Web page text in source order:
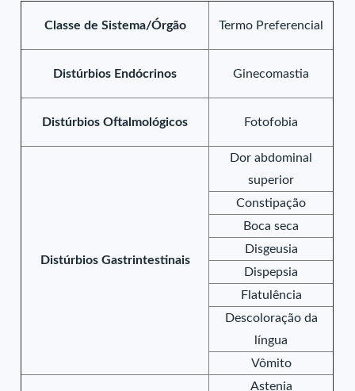
Classe de Sistema/Órgão Termo Preferencial
Distúrbios Endócrinos Ginecomastia
Distúrbios Oftalmológicos Fotofobia
Distúrbios Gastrintestinais
Dor abdominal
superior
Constipação
Boca seca
Disgeusia
Dispepsia
Flatulência
Descoloração da
língua
Vômito
Astenia